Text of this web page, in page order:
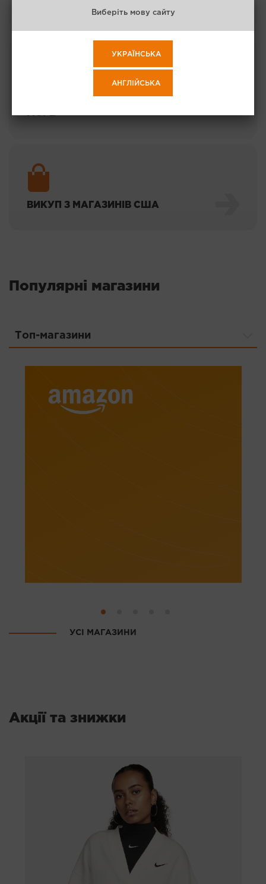
ДОСТАВКА ПОСЛУГОЮ "ШВИДКЕ
МОРЕ"
ВИКУП З МАГАЗИНІВ США
Популярні магазини
Топ-магазини
ТОП-магазины
Музичні інструменти
УСІ МАГАЗИНИ
Акції та знижки
Виберіть мову сайту
УКРАЇНСЬКА
АНГЛІЙСЬКА